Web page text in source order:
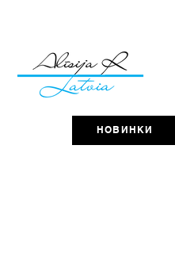
НОВИНКИ